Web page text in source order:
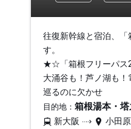
往復新幹線と宿泊、
す。
★☆「箱根フリーパ
大涌谷も！芦ノ湖も
巡るのに欠かせ
目的地： 箱根湯本・
新大阪
小田原